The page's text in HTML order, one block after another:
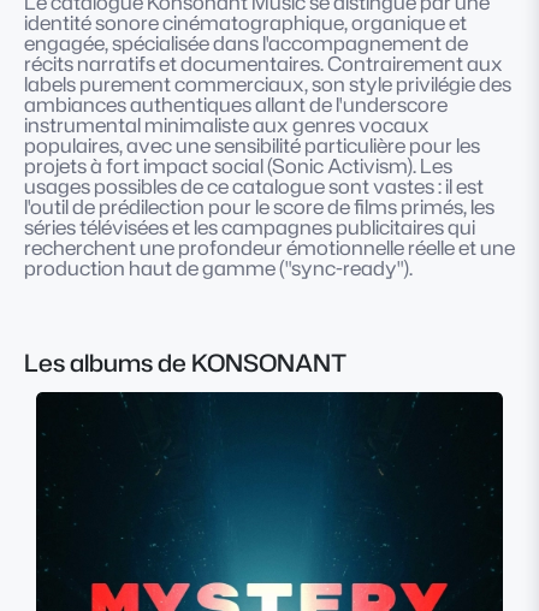
identité sonore cinématographique, organique et
engagée, spécialisée dans l'accompagnement de
récits narratifs et documentaires. Contrairement aux
labels purement commerciaux, son style privilégie des
ambiances authentiques allant de l'underscore
instrumental minimaliste aux genres vocaux
populaires, avec une sensibilité particulière pour les
projets à fort impact social (Sonic Activism). Les
usages possibles de ce catalogue sont vastes : il est
l'outil de prédilection pour le score de films primés, les
séries télévisées et les campagnes publicitaires qui
recherchent une profondeur émotionnelle réelle et une
production haut de gamme ("sync-ready").
Les albums de KONSONANT